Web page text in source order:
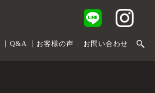
Q&A お客様の声 お問い合わせ